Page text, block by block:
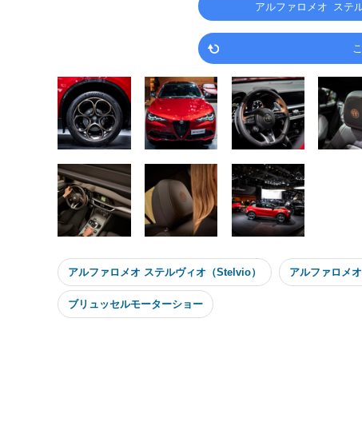
アルファロメオ ステ
アルファロメオ ステルヴィオ（Stelvio） アルファロメ
ブリュッセルモーターショー